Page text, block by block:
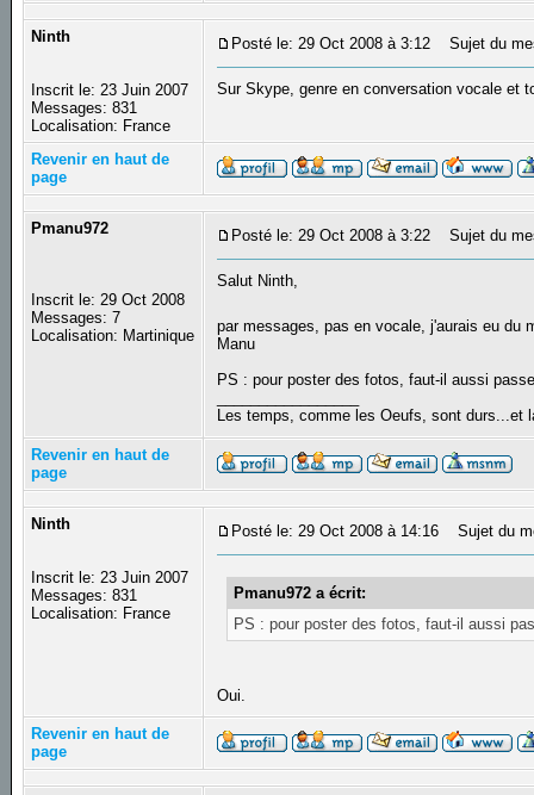
Ninth
Inscrit le: 23 Juin 2007
Messages: 831
Localisation: France
Posté le: 29 Oct 2008 à 3:12 Sujet du
Sur Skype, genre en conversation vocale et
Revenir en haut de
page
Pmanu972
Inscrit le: 29 Oct 2008
Messages: 7
Localisation: Martinique
Posté le: 29 Oct 2008 à 3:22 Sujet du
Salut Ninth,
par messages, pas en vocale, j'aurais eu du
Manu
PS : pour poster des fotos, faut-il aussi
Les temps, comme les Oeufs, sont
Revenir en haut de
page
Ninth
Inscrit le: 23 Juin 2007
Messages: 831
Localisation: France
Posté le: 29 Oct 2008 à 14:16 Sujet du
Pmanu972 a écrit:
PS : pour poster des fotos, faut-il aussi
Oui.
Revenir en haut de
page